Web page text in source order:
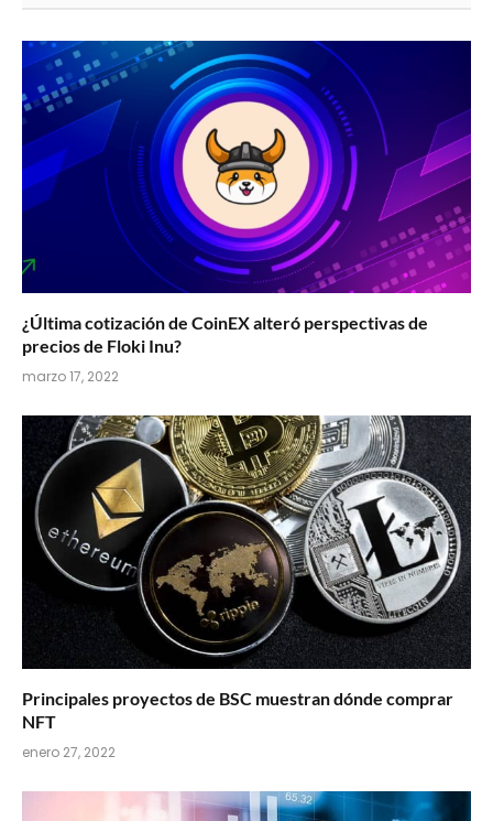
¿Última cotización de CoinEX alteró perspectivas de
precios de Floki Inu?
marzo 17, 2022
Principales proyectos de BSC muestran dónde comprar
NFT
enero 27, 2022